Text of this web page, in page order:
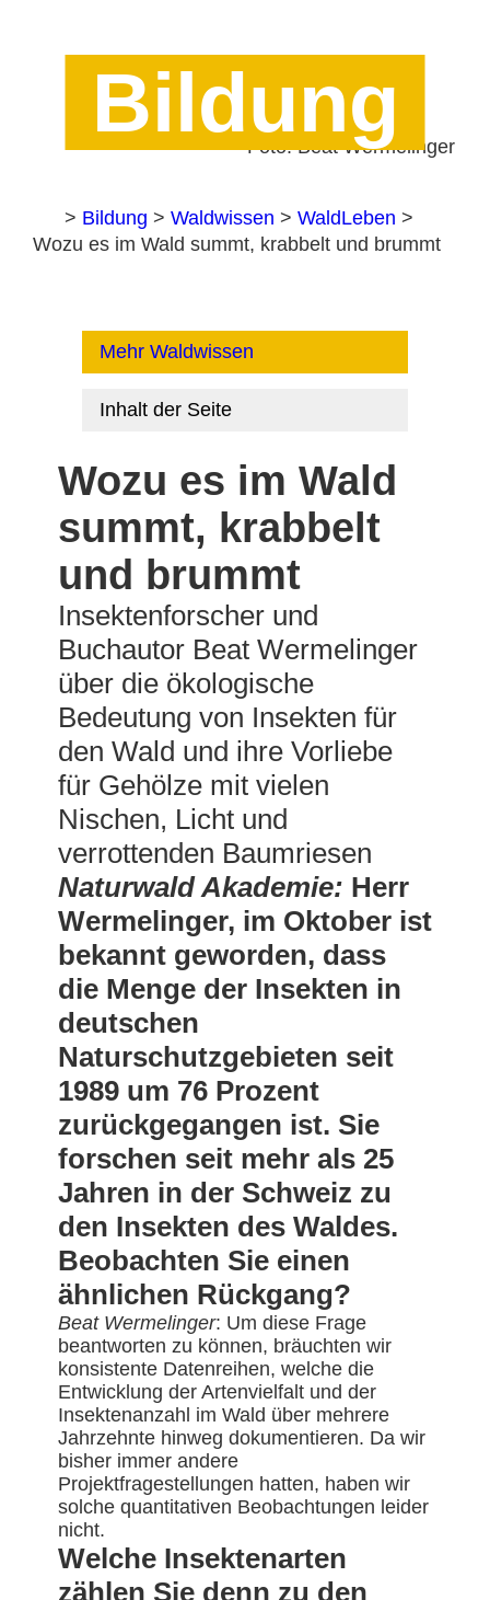
Bildung
Foto: Beat Wermelinger
Home
> Bildung >Waldwissen >WaldLeben >
Wozu es im Wald summt, krabbelt und brummt
Mehr Waldwissen
Inhalt der Seite
Wozu es im Wald
summt, krabbelt
und brummt
Insektenforscher und
Buchautor Beat Wermelinger
über die ökologische
Bedeutung von Insekten für
den Wald und ihre Vorliebe
für Gehölze mit vielen
Nischen, Licht und
verrottenden Baumriesen
Naturwald Akademie: Herr
Wermelinger, im Oktober ist
bekannt geworden, dass
die Menge der Insekten in
deutschen
Naturschutzgebieten seit
1989 um 76 Prozent
zurückgegangen ist. Sie
forschen seit mehr als 25
Jahren in der Schweiz zu
den Insekten des Waldes.
Beobachten Sie einen
ähnlichen Rückgang?
Beat Wermelinger: Um diese Frage
beantworten zu können, bräuchten wir
konsistente Datenreihen, welche die
Entwicklung der Artenvielfalt und der
Insektenanzahl im Wald über mehrere
Jahrzehnte hinweg dokumentieren. Da wir
bisher immer andere
Projektfragestellungen hatten, haben wir
solche quantitativen Beobachtungen leider
nicht.
Welche Insektenarten
zählen Sie denn zu den